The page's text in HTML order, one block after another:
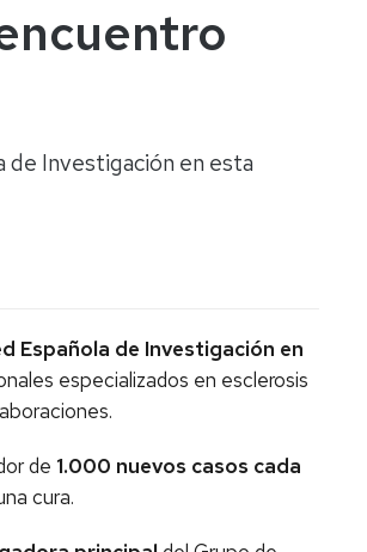
de Investigación en esta
Española de Investigación en
especializados en esclerosis
de 1.000 nuevos casos cada
cura.